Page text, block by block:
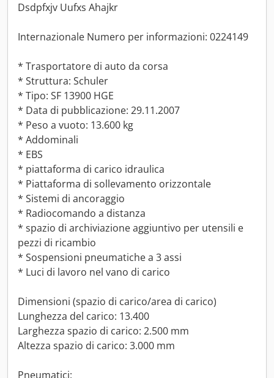
Dsdpfxjv Uufxs Ahajkr
Internazionale Numero per informazioni: 0224149
* Trasportatore di auto da corsa
* Struttura: Schuler
* Tipo: SF 13900 HGE
* Data di pubblicazione: 29.11.2007
* Peso a vuoto: 13.600 kg
* Addominali
* EBS
* piattaforma di carico idraulica
* Piattaforma di sollevamento orizzontale
* Sistemi di ancoraggio
* Radiocomando a distanza
* spazio di archiviazione aggiuntivo per utensili e
pezzi di ricambio
* Sospensioni pneumatiche a 3 assi
* Luci di lavoro nel vano di carico
Dimensioni (spazio di carico/area di carico)
Lunghezza del carico: 13.400
Larghezza spazio di carico: 2.500 mm
Altezza spazio di carico: 3.000 mm
Pneumatici: